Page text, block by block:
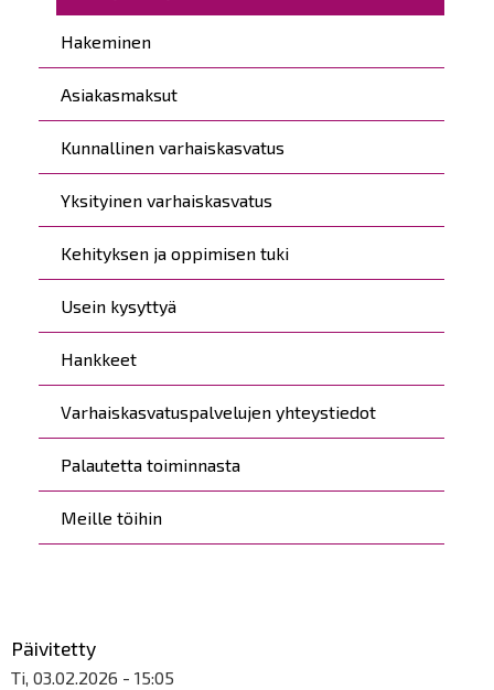
Hakeminen
Asiakasmaksut
Kunnallinen varhaiskasvatus
Yksityinen varhaiskasvatus
Kehityksen ja oppimisen tuki
Usein kysyttyä
Hankkeet
Varhaiskasvatuspalvelujen yhteystiedot
Palautetta toiminnasta
Meille töihin
Päivitetty
Ti, 03.02.2026 - 15:05